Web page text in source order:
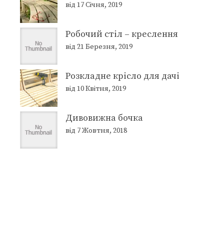
від 17 Січня, 2019
Робочий стіл – креслення
від 21 Березня, 2019
Розкладне крісло для дачі
від 10 Квітня, 2019
Дивовижна бочка
від 7 Жовтня, 2018